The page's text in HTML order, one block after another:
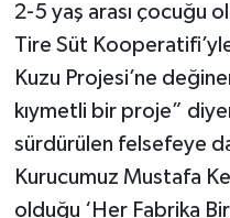
2-5 yaş arası çocuğu
Tire Süt
Kuzu Projesi’ne
kıymetli bir proje”
sürdürülen felsefeye
Kurucumuz Mustafa
olduğu ‘Her Fabrika